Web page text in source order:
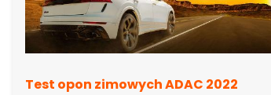
Test opon zimowych ADAC 2022